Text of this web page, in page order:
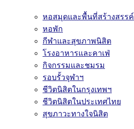
หอสมุดและพื้นที่สร้างสรรค์
หอพัก
กีฬาและสุขภาพนิสิต
โรงอาหารและคาเฟ่
กิจกรรมและชมรม
รอบรั้วจุฬาฯ
ชีวิตนิสิตในกรุงเทพฯ
ชีวิตนิสิตในประเทศไทย
สุขภาวะทางใจนิสิต